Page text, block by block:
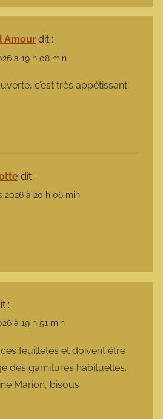
Amour dit :
à 19 h 08 min
c’est très appétissant;
dit :
2026 à 20 h 06 min
:
à 19 h 51 min
feuilletés et doivent être
des garnitures habituelles.
Marion, bisous